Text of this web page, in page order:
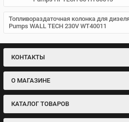
Топливораздаточная колонка для
Pumps WALL TECH 230V WT40011
КОНТАКТЫ
О МАГАЗИНЕ
КАТАЛОГ ТОВАРОВ